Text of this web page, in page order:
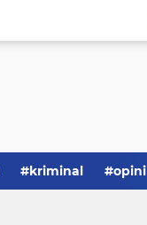
#kriminal #opini